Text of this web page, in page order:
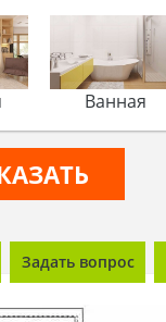
Ванная
Задать вопрос